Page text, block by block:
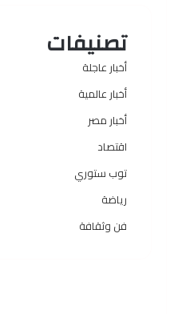
تصنيفات
أخبار عاجلة
أخبار عالمية
أخبار مصر
اقتصاد
توب ستوري
رياضة
فن وثقافة